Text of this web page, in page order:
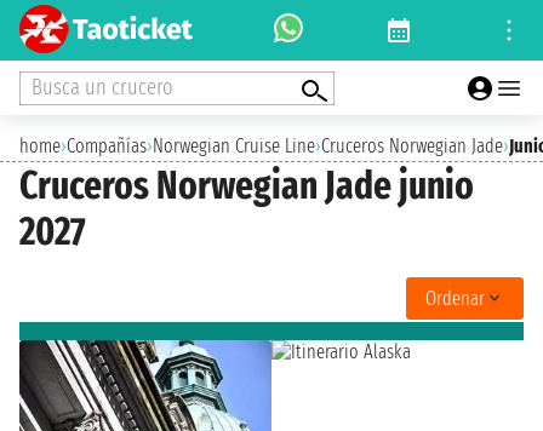
Busca un crucero
home›Compañías›Norwegian Cruise Line›Cruceros Norwegian Jade›
Cruceros Norwegian Jade junio
2027
Ordenar